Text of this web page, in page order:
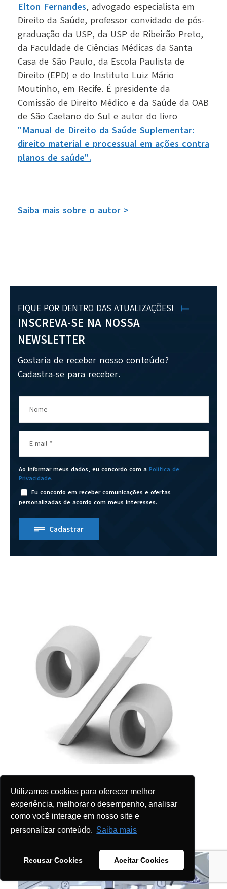
Utilizamos cookies para oferecer melhor
experiência, melhorar o desempenho, analisar
como você interage em nosso site e
personalizar conteúdo. Saiba mais
Recusar Cookies Aceitar Cookies
Elton Fernandes, advogado especialista em
Direito da Saúde, professor convidado de pós-
graduação da USP, da USP de Ribeirão Preto,
da Faculdade de Ciências Médicas da Santa
Casa de São Paulo, da Escola Paulista de
Direito (EPD) e do Instituto Luiz Mário
Moutinho, em Recife. É presidente da
Comissão de Direito Médico e da Saúde da OAB
de São Caetano do Sul e autor do livro
"Manual de Direito da Saúde Suplementar:
direito material e processual em ações contra
planos de saúde".
Saiba mais sobre o autor >
FIQUE POR DENTRO DAS ATUALIZAÇÕES!
INSCREVA-SE NA NOSSA
NEWSLETTER
Gostaria de receber nosso conteúdo?
Cadastra-se para receber.
Nome
E-mail *
Ao informar meus dados, eu concordo com a Política de
Privacidade.
Eu concordo em receber comunicações e ofertas
personalizadas de acordo com meus interesses.
Cadastrar
saúde: veja como funciona!
VER CONTEÚDO